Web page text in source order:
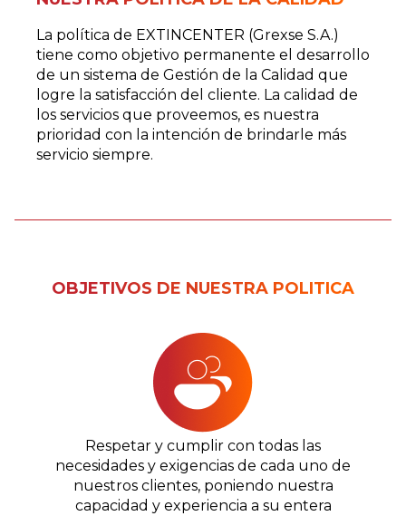
La política de EXTINCENTER (Grexse S.A.)
tiene como objetivo permanente el desarrollo
de un sistema de Gestión de la Calidad que
logre la satisfacción del cliente. La calidad de
los servicios que proveemos, es nuestra
prioridad con la intención de brindarle más
servicio siempre.
OBJETIVOS DE NUESTRA POLITICA
Respetar y cumplir con todas las
necesidades y exigencias de cada uno de
nuestros clientes, poniendo nuestra
capacidad y experiencia a su entera